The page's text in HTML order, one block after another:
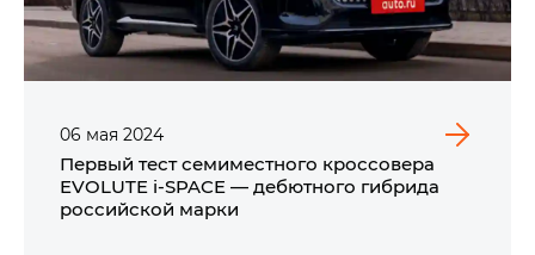
06 мая 2024
Первый тест семиместного кроссовера
EVOLUTE i‑SPACE — дебютного гибрида
российской марки